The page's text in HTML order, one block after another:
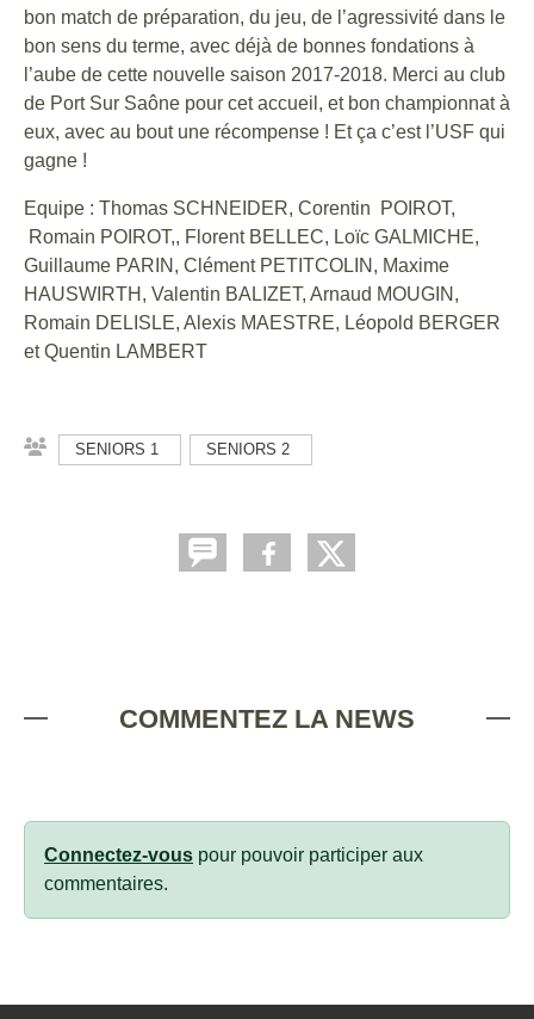
bon match de préparation, du jeu, de l’agressivité dans le
bon sens du terme, avec déjà de bonnes fondations à
l’aube de cette nouvelle saison 2017-2018. Merci au club
de Port Sur Saône pour cet accueil, et bon championnat à
eux, avec au bout une récompense ! Et ça c’est l’USF qui
gagne !
Equipe : Thomas SCHNEIDER, Corentin POIROT,
Romain POIROT,, Florent BELLEC, Loïc GALMICHE,
Guillaume PARIN, Clément PETITCOLIN, Maxime
HAUSWIRTH, Valentin BALIZET, Arnaud MOUGIN,
Romain DELISLE, Alexis MAESTRE, Léopold BERGER
et Quentin LAMBERT
SENIORS 1 SENIORS 2
COMMENTEZ LA NEWS
Connectez-vous pour pouvoir participer aux
commentaires.